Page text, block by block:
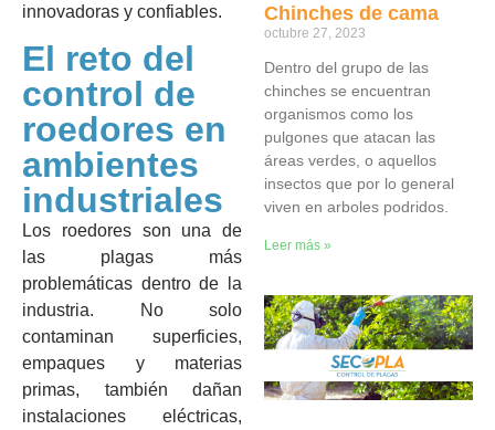
innovadoras y confiables.
El reto del
control de
roedores en
ambientes
industriales
Los roedores son una de
las plagas más
problemáticas dentro de la
industria. No solo
contaminan superficies,
empaques y materias
primas, también dañan
instalaciones eléctricas,
Chinches de cama
octubre 27, 2023
Dentro del grupo de las
chinches se encuentran
organismos como los
pulgones que atacan las
áreas verdes, o aquellos
insectos que por lo general
viven en arboles podridos.
Leer más »